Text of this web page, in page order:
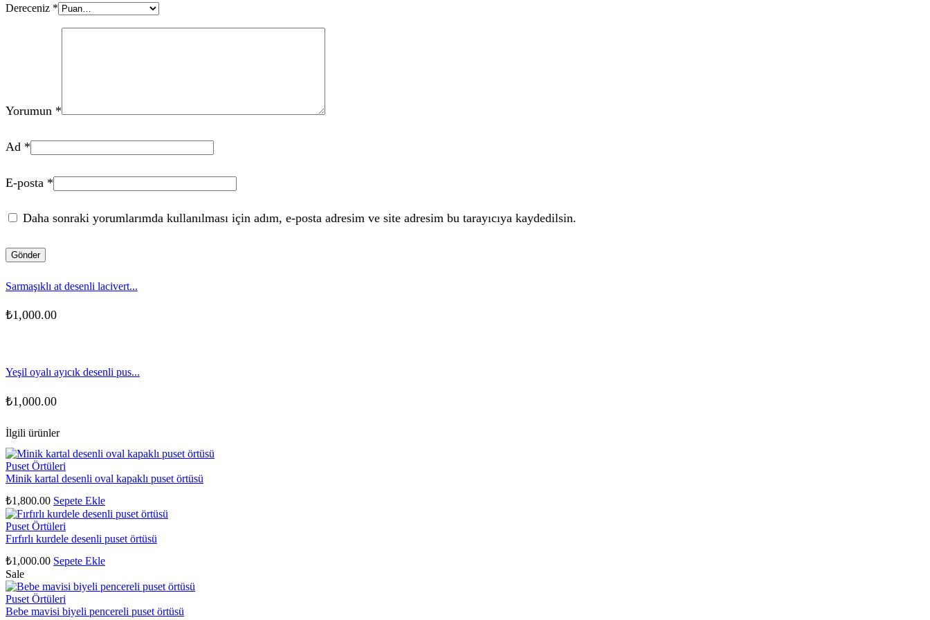
Dereceniz *
Yorumun *
Ad *
E-posta *
Daha sonraki yorumlarımda kullanılması için adım, e-posta adresim ve site adresim bu tarayıcıya kaydedilsin.
Sarmaşıklı at desenli lacivert...
₺1,000.00
Yeşil oyalı ayıcık desenli pus...
₺1,000.00
İlgili ürünler
Puset Örtüleri
Minik kartal desenli oval kapaklı puset örtüsü
₺1,800.00 Sepete Ekle
Puset Örtüleri
Fırfırlı kurdele desenli puset örtüsü
₺1,000.00 Sepete Ekle
Sale
Puset Örtüleri
Bebe mavisi biyeli pencereli puset örtüsü